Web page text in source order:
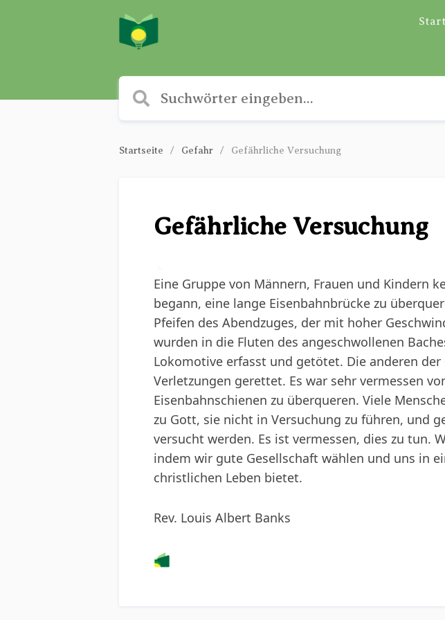
Startseite Gefahr Gefährliche Versuchung
Gefährliche Versuchung
Eine Gruppe von Männern, Frauen und Kindern
begann, eine lange Eisenbahnbrücke zu
Pfeifen des Abendzuges, der mit hoher
wurden in die Fluten des angeschwollenen
Lokomotive erfasst und getötet. Die anderen
Verletzungen gerettet. Es war sehr vermessen
Eisenbahnschienen zu überqueren. Viele
zu Gott, sie nicht in Versuchung zu führen, und
versucht werden. Es ist vermessen, dies zu tun.
indem wir gute Gesellschaft wählen und uns in
christlichen Leben bietet.
Rev. Louis Albert Banks